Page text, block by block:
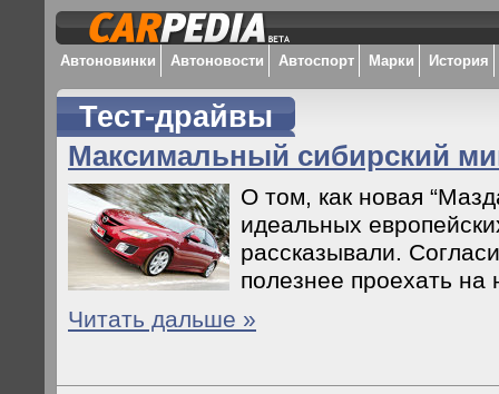
Автоновинки Автоновости Автоспорт Марки История
Тест-драйвы
Максимальный сибирский
О том, как новая
идеальных
рассказывали.
полезнее проехать на
Читать дальше »